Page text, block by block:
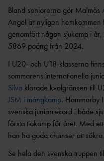
ANTIDOPING
UTBILDNING
AR
MEDICINSK
DISPENS
VISTELSERAPPORTERI
NG
ANTIDOPINGPL
AN
TÄVLINGAR FÖR
BARN
TÄVLINGAR FÖR
UNGDOM
SVENSKA
SM-TÄVLINGAR OCH
GRENPROGRAM
SM-
BESTÄMMELSER
SVENSKA
VÄRLDSÅRSBÄSTAN
NCAA –
GP-
FINALEN
ATEA
FRIIDROTTSGALAN
Bland seniorerna gör Malmös
Angel är nyligen
genomfört någon sjukamp i
5869 poäng från 2024.
I U20- och U18-klasserna
sommarens internationella
Silva klarade kvalgränsen till
JSM i mångkamp. Hammarby
svenska juniorrekord i både
första tiokamp för året. Med
han ha goda chanser att säkra
Se hela den svenska truppen